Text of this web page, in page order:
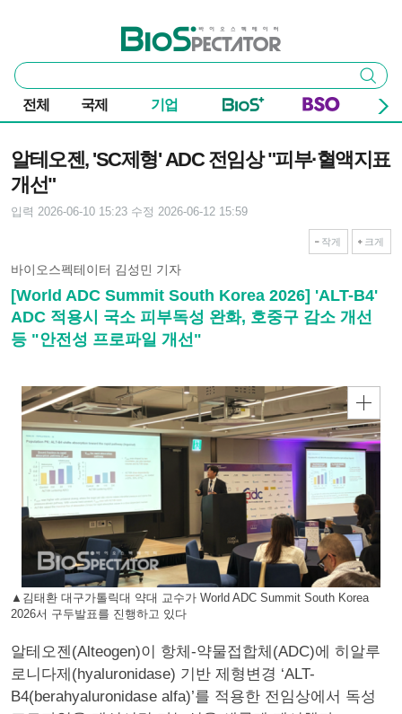
바이오스펙테이터
통
합
검
색
검색
전체 국제 기업
알테오젠, 'SC제형' ADC 전임상 "피부·혈액지표
개선"
입력 2026-06-10 15:23 수정 2026-06-12 15:59
작게 크게
바이오스펙테이터 김성민 기자
[World ADC Summit South Korea 2026] 'ALT-B4'
ADC 적용시 국소 피부독성 완화, 호중구 감소 개선
등 "안전성 프로파일 개선"
▲김태환 대구가톨릭대 약대 교수가 World ADC Summit South Korea
2026서 구두발표를 진행하고 있다
알테오젠(Alteogen)이 항체-약물접합체(ADC)에 히알루
로니다제(hyaluronidase) 기반 제형변경 ‘ALT-
B4(berahyaluronidase alfa)’를 적용한 전임상에서 독성